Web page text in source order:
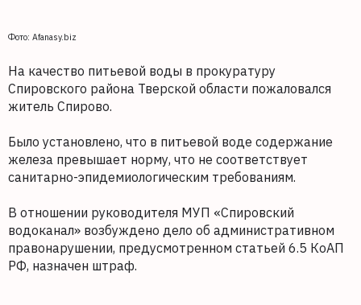
Фото: Afanasy.biz
На качество питьевой воды в прокуратуру
Спировского района Тверской области пожаловался
житель Спирово.
Было установлено, что в питьевой воде содержание
железа превышает норму, что не соответствует
санитарно-эпидемиологическим требованиям.
В отношении руководителя МУП «Спировский
водоканал» возбуждено дело об административном
правонарушении, предусмотренном статьей 6.5 КоАП
РФ, назначен штраф.